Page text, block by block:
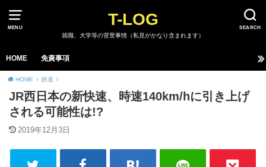
MENU SEARCH
T-LOG
就職、大学等の背景事情（私見がかなり含まれます）
HOME 免責事項
HOME 鉄道
JR西日本の新快速、時速140km/hに引き上げ
される可能性は!?
2019年12月3日